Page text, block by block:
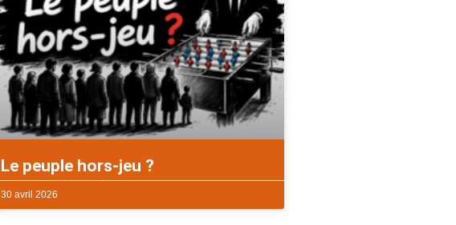
Le peuple hors-jeu ?
30 avril 2026